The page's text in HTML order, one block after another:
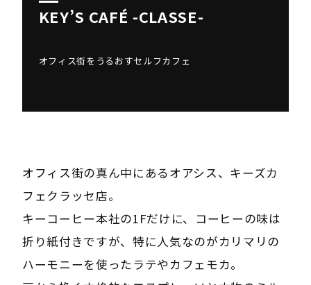
KEY’S CAFÉ -CLASSE-
オフィス街をうるおすセルフカフェ
オフィス街の真ん中にあるオアシス、キーズカ
フェクラッセ店。
キーコーヒー本社の1Fだけに、コーヒーの味は
折り紙付きですが、特に人気なのがカリマリの
ハーモニーを使ったラテやカフェモカ。